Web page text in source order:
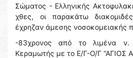
Σώματος - Ελληνικής
χθες, οι παρακάτω
έχρηζαν άμεσης νοσοκομειακής
-83χρονος από το λιμένα
Κεραμωτής με το Ε/Γ-Ο/Γ “ΑΓΙΟΣ